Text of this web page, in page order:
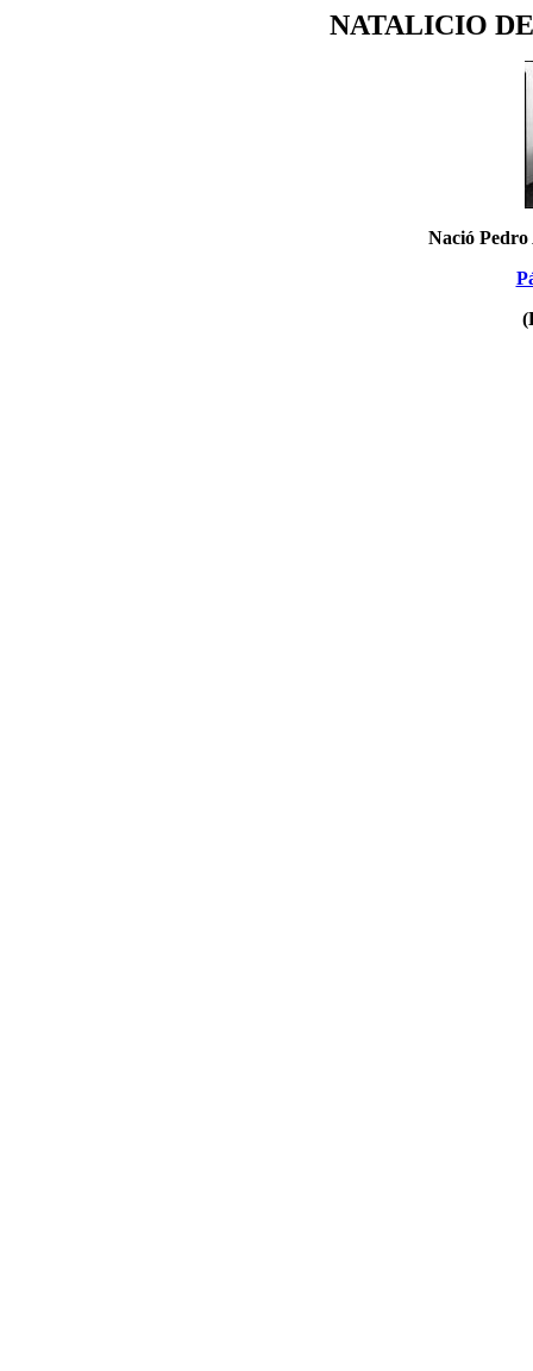
NATALICIO
Nació Pedro